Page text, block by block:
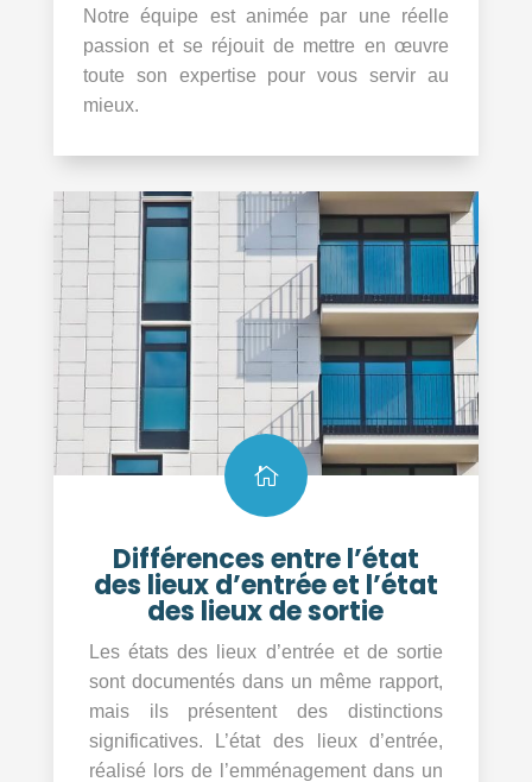
Notre équipe est animée par une réelle
passion et se réjouit de mettre en œuvre
toute son expertise pour vous servir au
mieux.

Différences entre l’état
des lieux d’entrée et l’état
des lieux de sortie
Les états des lieux d’entrée et de sortie
sont documentés dans un même rapport,
mais ils présentent des distinctions
significatives. L’état des lieux d’entrée,
réalisé lors de l’emménagement dans un